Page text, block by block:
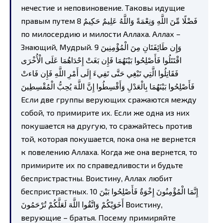
нечестие и неповиновение. Таковы идущие
правым путем 8 فَضْلًا مِّنَ اللَّهِ وَنِعْمَةً وَاللَّهُ عَلِيمٌ حَكِيمٌ
по милосердию и милости Аллаха. Аллах –
Знающий, Мудрый. 9 وَإِن طَائِفَتَانِ مِنَ الْمُؤْمِنِينَ
اقْتَتَلُوا فَأَصْلِحُوا بَيْنَهُمَا فَإِن بَغَتْ إِحْدَاهُمَا عَلَى الْأُخْرَى
فَقَاتِلُوا الَّتِي تَبْغِي حَتَّى تَفِيءَ إِلَى أَمْرِ اللَّهِ فَإِن فَاءتْ
فَأَصْلِحُوا بَيْنَهُمَا بِالْعَدْلِ وَأَقْسِطُوا إِنَّ اللَّهَ يُحِبُّ الْمُقْسِطِينَ
Если две группы верующих сражаются между
собой, то примирите их. Если же одна из них
покушается на другую, то сражайтесь против
той, которая покушается, пока она не вернется
к повелению Аллаха. Когда же она вернется, то
примирите их по справедливости и будьте
беспристрастны. Воистину, Аллах любит
беспристрастных. 10 إِنَّمَا الْمُؤْمِنُونَ إِخْوَةٌ فَأَصْلِحُوا بَيْنَ
أَخَوَيْكُمْ وَاتَّقُوا اللَّهَ لَعَلَّكُمْ تُرْحَمُونَ Воистину,
верующие – братья. Посему примиряйте